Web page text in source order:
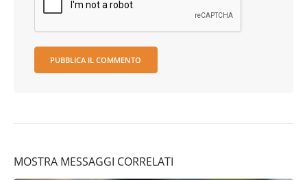
MOSTRA MESSAGGI CORRELATI